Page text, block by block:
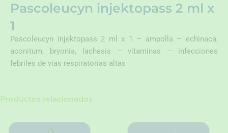
Pascoleucyn injektopass 2 ml x
1
Pascoleucyn injektopass 2 ml x 1 – ampolla – echinaca,
aconitum, bryonia, lachesis – vitaminas – infecciones
febriles de vias respiratorias altas
Productos relacionados